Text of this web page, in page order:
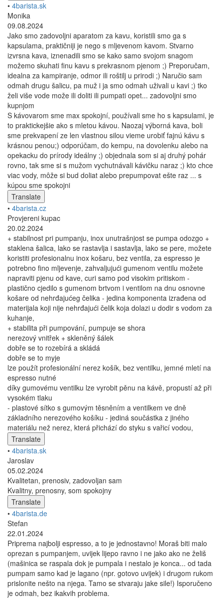
• 4barista.sk
Monika
09.08.2024
Jako smo zadovoljni aparatom za kavu, koristili smo ga s
kapsulama, praktičniji je nego s mljevenom kavom. Stvarno
izvrsna kava, iznenadili smo se kako samo svojom snagom
možemo skuhati finu kavu s prekrasnom pjenom ;) Preporučam,
idealna za kampiranje, odmor ili roštilj u prirodi ;) Naručio sam
odmah drugu šalicu, pa muž i ja smo odmah uživali u kavi ;) tko
želi više vode može ili doliti ili pumpati opet... zadovoljni smo
kupnjom
S kávovarom sme max spokojní, používali sme ho s kapsulami, je
to praktickejšie ako s mletou kávou. Naozaj výborná kava, boli
sme prekvapení ze len vlastnou silou vieme urobiť fajnú kávu s
krásnou penou;) odporúčam, do kempu, na dovolenku alebo na
opekacku do prírody ideálny ;) objednala som si aj druhý pohár
rovno, tak sme si s mužom vychutnávali kávičku naraz ;) kto chce
viac vody, môže si bud doliat alebo prepumpovat ešte raz ... s
kúpou sme spokojni
Translate
• 4barista.cz
Provjereni kupac
20.02.2024
+ stabilnost pri pumpanju, inox unutrašnjost se pumpa odozgo +
staklena šalica, lako se rastavlja i sastavlja, lako se pere, možete
koristiti profesionalnu inox košaru, bez ventila, za espresso je
potrebno fino mljevenje, zahvaljujući gumenom ventilu možete
napraviti pjenu od kave, curi samo pod visokim pritiskom -
plastično cjedilo s gumenom brtvom i ventilom na dnu osnovne
košare od nehrđajućeg čelika - jedina komponenta izrađena od
materijala koji nije nehrđajući čelik koja dolazi u dodir s vodom za
kuhanje,
+ stabilita při pumpování, pumpuje se shora
nerezový vnitřek + skleněný šálek
dobře se to rozebírá a skládá
dobře se to myje
lze použít profesionální nerez košík, bez ventilku, jemné mletí na
espresso nutné
díky gumovému ventilku lze vyrobit pěnu na kávě, propustí až při
vysokém tlaku
- plastové sítko s gumovým těsněním a ventilkem ve dně
základního nerezového košíku - jediná součástka z jiného
materiálu než nerez, která přichází do styku s vařicí vodou,
Translate
• 4barista.sk
Jaroslav
05.02.2024
Kvalitetan, prenosiv, zadovoljan sam
Kvalitny, prenosny, som spokojny
Translate
• 4barista.de
Stefan
22.01.2024
Priprema najbolji espresso, a to je jednostavno! Moraš biti malo
oprezan s pumpanjem, uvijek lijepo ravno i ne jako ako ne želiš
(mašinica se raspala dok je pumpala i nestalo je konca... od tada
pumpam samo kad je lagano (npr. gotovo uvijek) i drugom rukom
prislonite nešto na njega. Tamo se stvaraju jake sile!) Isporučeno
je odmah, bez ikakvih problema.